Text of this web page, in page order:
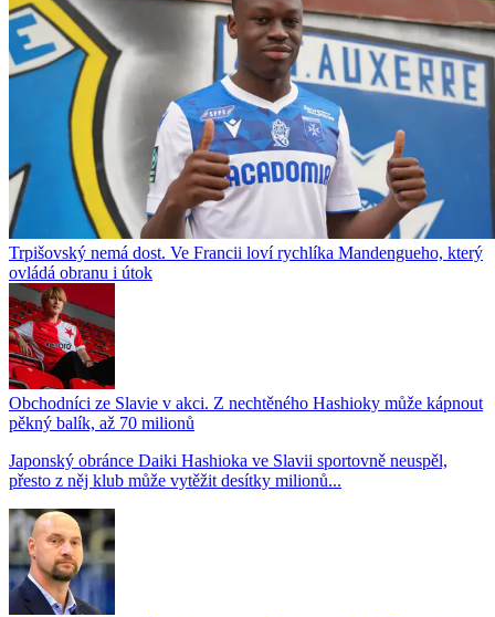
Trpišovský nemá dost. Ve Francii loví rychlíka Mandengueho, který
ovládá obranu i útok
Obchodníci ze Slavie v akci. Z nechtěného Hashioky může kápnout
pěkný balík, až 70 milionů
Japonský obránce Daiki Hashioka ve Slavii sportovně neuspěl,
přesto z něj klub může vytěžit desítky milionů...